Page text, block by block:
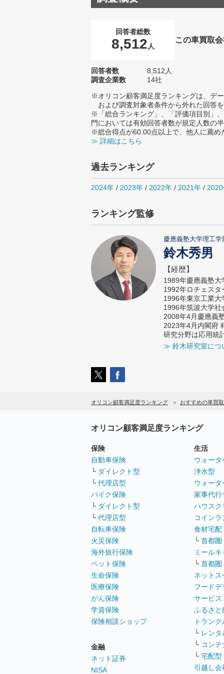
回答者総数
8,512 人
この車買取
回答者数
8,512人
調査企業数
14社
※オリコン顧客満足度ランキングは、デ
および調査対象者条件から外れた回答
※「総合ランキング」、「評価項目別」
門においては有効回答者数が規定人数の
※総合得点が60.00点以上で、他人に薦め
≫ 詳細はこちら
過去ランキング
2024年 / 2023年 / 2022年 / 2021年 /
ランキング監修
慶應義塾大学理工
鈴木秀男
【経歴】
1989年慶應義塾
1992年ロチェス
1996年東京工業
1996年筑波大学
2008年4月慶應義
2023年4月内閣府
研究分野は応用統
≫ 鈴木研究室につ
オリコン顧客満足度ランキング おすすめの車買
オリコン顧客満足度ランキング
保険
自動車保険
└ ダイレクト型
└ 代理店型
バイク保険
└ ダイレクト型
└ 代理店型
自転車保険
火災保険
海外旅行保険
ペット保険
生命保険
医療保険
がん保険
学資保険
保険相談ショップ
金融
ネット証券
NISA
生活
ウォー
浄水型
ウォー
家事代行
ハウスク
コイン
食材宅配
└ 首都圏
ミールキ
└ 首都圏
ネットス
フード
サービス
ふるさと
トラン
└ レン
└ コンテ
└ 宅配型
引越し会